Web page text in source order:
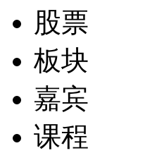
股票
板块
嘉宾
课程